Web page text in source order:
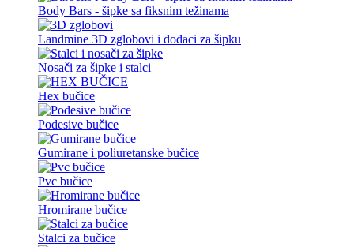
Body Bars - šipke sa fiksnim težinama
Landmine 3D zglobovi i dodaci za šipku
Nosači za šipke i stalci
Hex bučice
Podesive bučice
Gumirane i poliuretanske bučice
Pvc bučice
Hromirane bučice
Stalci za bučice